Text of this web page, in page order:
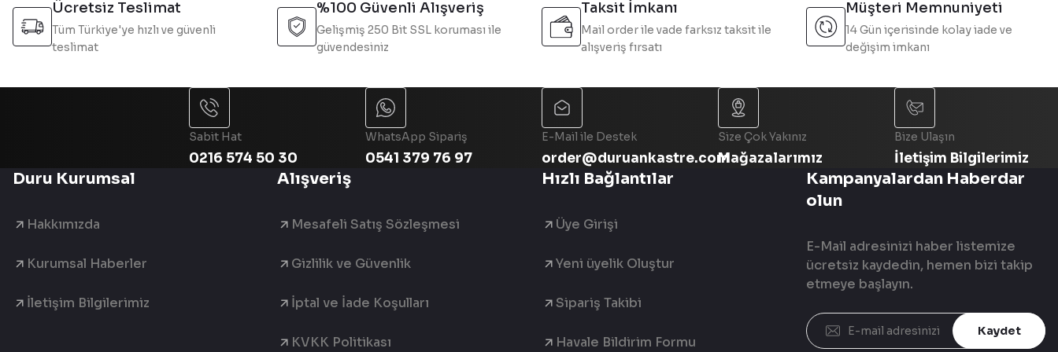
Bu ürüne benzer farklı alternatifler olmalı.
Ücretsiz Teslimat
Tüm Türkiye'ye hızlı ve güvenli
teslimat
%100 Güvenli Alışveriş
Gelişmiş 250 Bit SSL koruması ile
güvendesiniz
Taksit İmkanı
Mail order ile vade farksız taksit ile
alışveriş fırsatı
Müşteri Memnuniyeti
14 Gün içerisinde kolay iade ve
değişim imkanı
Sabit Hat
0216 574 50 30
WhatsApp Sipariş
0541 379 76 97
E-Mail ile Destek
order@duruankastre.com
Size Çok Yakınız
Mağazalarımız
Bize Ulaşın
İletişim Bilgilerimiz
Duru Kurumsal
Hakkımızda
Kurumsal Haberler
İletişim Bilgilerimiz
Alışveriş
Mesafeli Satış Sözleşmesi
Gizlilik ve Güvenlik
İptal ve İade Koşulları
KVKK Politikası
Hızlı Bağlantılar
Üye Girişi
Yeni üyelik Oluştur
Sipariş Takibi
Havale Bildirim Formu
Kampanyalardan Haberdar
olun
E-Mail adresinizi haber listemize
ücretsiz kaydedin, hemen bizi takip
etmeye başlayın.
Kaydet